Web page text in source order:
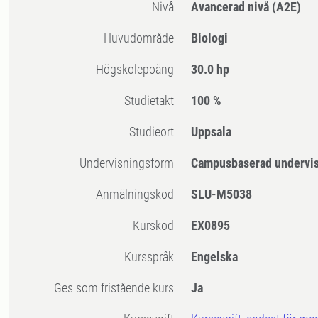
Nivå Avancerad nivå (A2E)
Huvudområde Biologi
högskolepoäng 30.0 hp
Studietakt 100 %
Studieort Uppsala
Undervisningsform Campusbaserad
Anmälningskod SLU-M5038
Kurskod EX0895
Kursspråk Engelska
Ges som fristående kurs Ja